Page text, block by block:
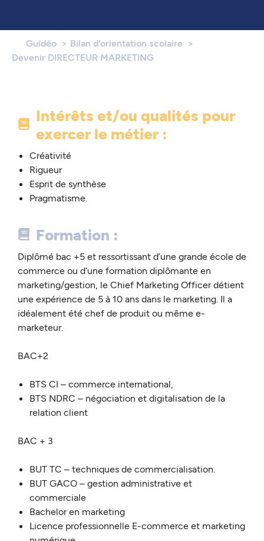
Guidéo
Bilan d’orientation scolaire
Devenir DIRECTEUR MARKETING
Intérêts et/ou qualités pour
exercer le métier :
Créativité
Rigueur
Esprit de synthèse
Pragmatisme.
Formation :
Diplômé bac +5 et ressortissant d’une grande école de
commerce ou d’une formation diplômante en
marketing/gestion, le Chief Marketing Officer détient
une expérience de 5 à 10 ans dans le marketing. Il a
idéalement été chef de produit ou même e-
marketeur.
BAC+2
BTS CI – commerce international,
BTS NDRC – négociation et digitalisation de la
relation client
BAC + 3
BUT TC – techniques de commercialisation.
BUT GACO – gestion administrative et
commerciale
Bachelor en marketing
Licence professionnelle E-commerce et marketing